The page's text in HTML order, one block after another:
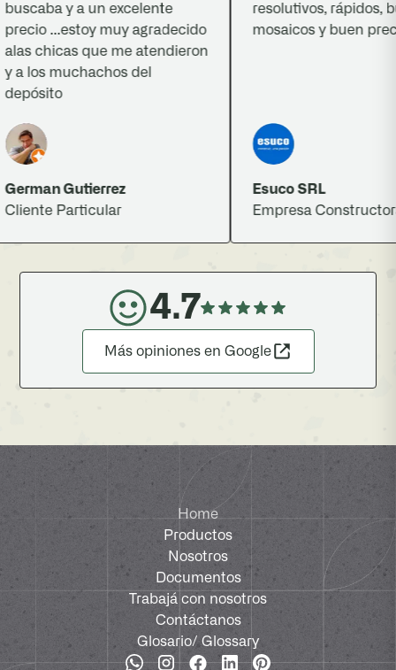
y a un excelente
...estoy muy agradecido
chicas que me atendieron
los muchachos del
Gutierrez
Particular
resolutivos, rápidos,
mosaicos y buen precio.
Esuco SRL
Empresa Constructora
4.7
Más opiniones en Google
Home
Productos
Nosotros
Documentos
Trabajá con nosotros
Contáctanos
Glosario/ Glossary